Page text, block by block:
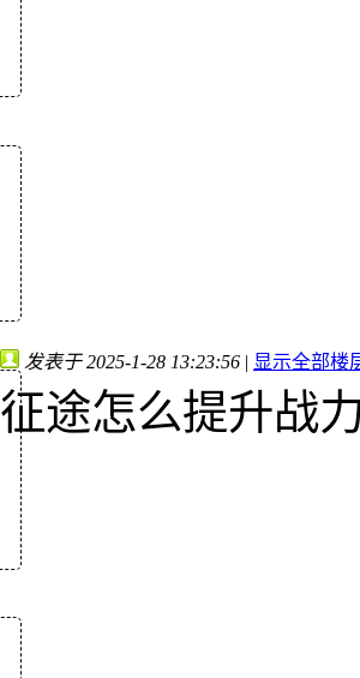
发表于 2025-1-28 13:23:56 | 显示全部楼
征途怎么提升战